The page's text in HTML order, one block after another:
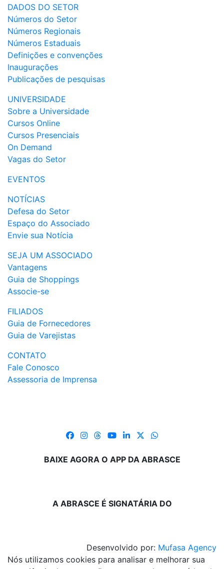
DADOS DO SETOR
Números do Setor
Números Regionais
Números Estaduais
Definições e convenções
Inaugurações
Publicações de pesquisas
UNIVERSIDADE
Sobre a Universidade
Cursos Online
Cursos Presenciais
On Demand
Vagas do Setor
EVENTOS
NOTÍCIAS
Defesa do Setor
Espaço do Associado
Envie sua Notícia
SEJA UM ASSOCIADO
Vantagens
Guia de Shoppings
Associe-se
FILIADOS
Guia de Fornecedores
Guia de Varejistas
CONTATO
Fale Conosco
Assessoria de Imprensa
BAIXE AGORA O APP DA ABRASCE
A ABRASCE É SIGNATÁRIA DO
Desenvolvido por: Mufasa Agency
Nós utilizamos cookies para analisar e melhorar sua